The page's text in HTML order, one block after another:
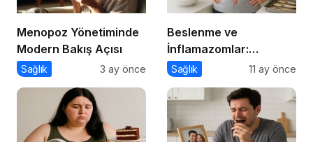
Menopoz Yönetiminde
Modern Bakış Açısı
Sağlık 3 ay önce
Beslenme ve
İnflamazomlar:
Bağırsaktan Hücre
Sessiz Savaş
Sağlık 11 ay önce